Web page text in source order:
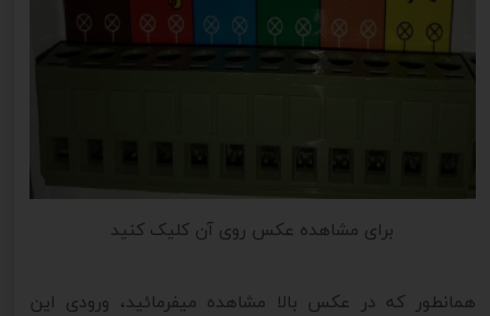
برای مشاهده عکس روی آن کلیک کنید
همانطور که در عکس بالا مشاهده میفرمائید، ورودی این